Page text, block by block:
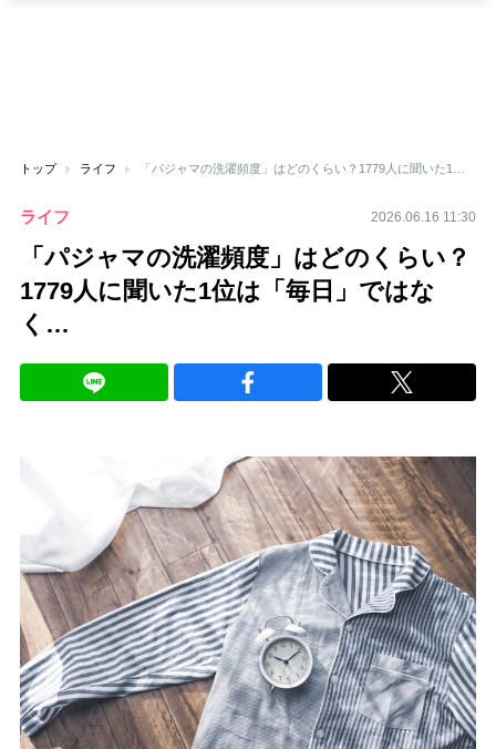
トップ ライフ
ライフ 2026.06.16 11:30
「パジャマの洗濯頻度」はどのくらい？
1779人に聞いた1位は「毎日」ではな
く…